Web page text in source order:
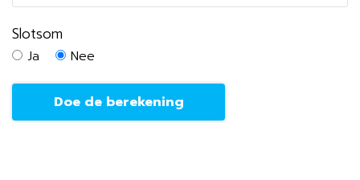
Slotsom
Ja Nee
Doe de berekening